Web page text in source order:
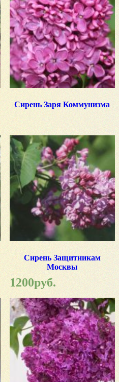
Сирень Заря Коммунизма
Сирень Защитникам
Москвы
1200руб.